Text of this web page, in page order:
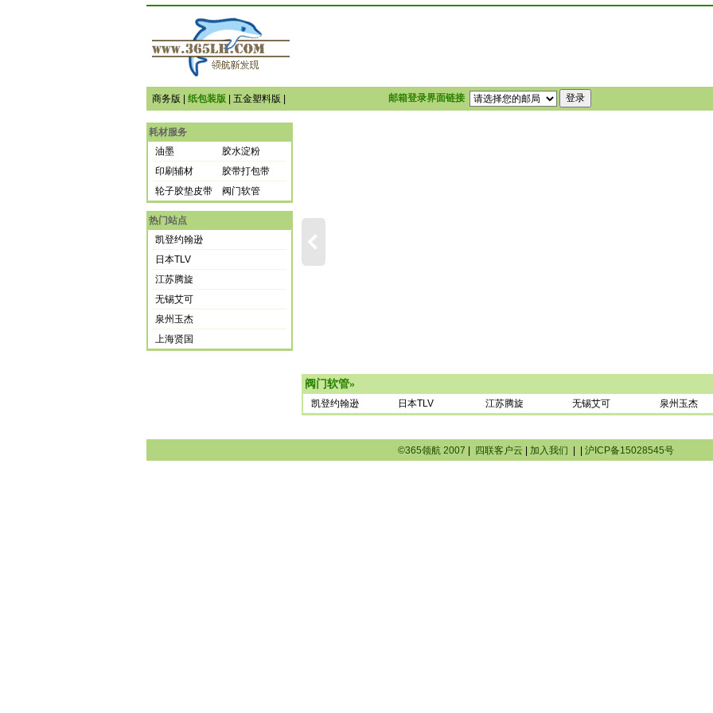
商务版 纸包装版 五金塑料版 邮箱登录界面链接
耗材服务
油墨
胶水淀粉
印刷辅材
胶带打包带
轮子胶垫皮带
阀门软管
热门站点
凯登约翰逊
日本TLV
江苏腾旋
无锡艾可
泉州玉杰
上海贤国
阀门软管»
凯登约翰逊 日本TLV 江苏腾旋 无锡艾可 泉州玉杰
©365领航 2007 四联客户云 加入我们 沪ICP备15028545号